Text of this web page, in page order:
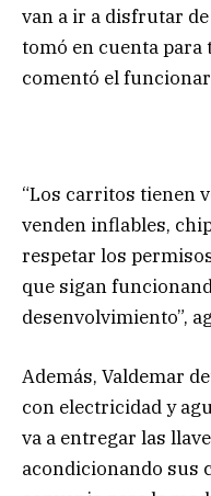
van a ir a disfrutar
tomó en cuenta para
comentó el
“Los carritos tienen
venden inflables,
respetar los
que sigan
desenvolvimiento”,
Además, Valdemar
con electricidad y
va a entregar las
acondicionando sus